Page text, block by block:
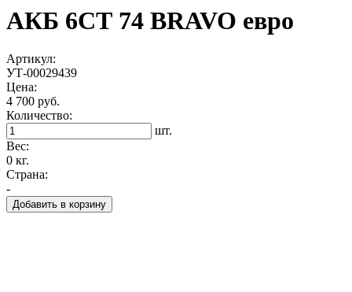
АКБ 6СТ 74 BRAVO евро
Артикул:
УТ-00029439
Цена:
4 700 руб.
Количество:
шт.
Вес:
0 кг.
Страна:
-
Добавить в корзину